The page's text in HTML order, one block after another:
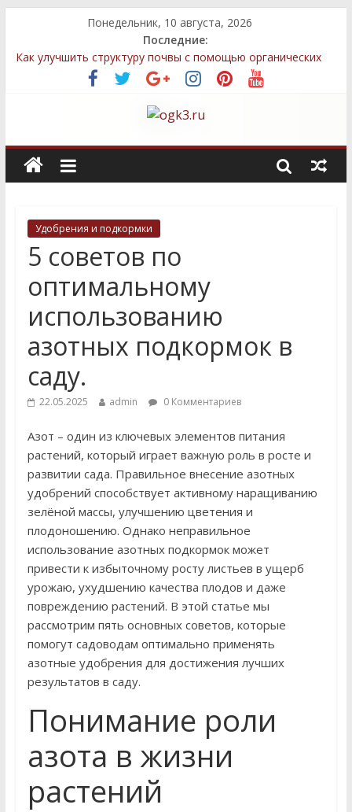
Понедельник, 10 августа, 2026
Последние:
Как улучшить структуру почвы с помощью органических
Подкормка картофеля: своевременные рекомендации для
Методы улучшения грунта после зимы для успешного
выращивания овощей
Топ-5 местных семян, которые легко выращивать даже
Удобрения и подкормки
5 советов по
оптимальному
использованию
азотных подкормок в
саду.
22.05.2025 admin 0 Комментариев
Азот – один из ключевых элементов питания
растений, который играет важную роль в росте и
развитии сада. Правильное внесение азотных
удобрений способствует активному наращиванию
зелёной массы, улучшению цветения и
плодоношению. Однако неправильное
использование азотных подкормок может
привести к избыточному росту листьев в ущерб
урожаю, ухудшению качества плодов и даже
повреждению растений. В этой статье мы
рассмотрим пять основных советов, которые
помогут садоводам оптимально применять
азотные удобрения для достижения лучших
результатов в саду.
Понимание роли
азота в жизни
растений